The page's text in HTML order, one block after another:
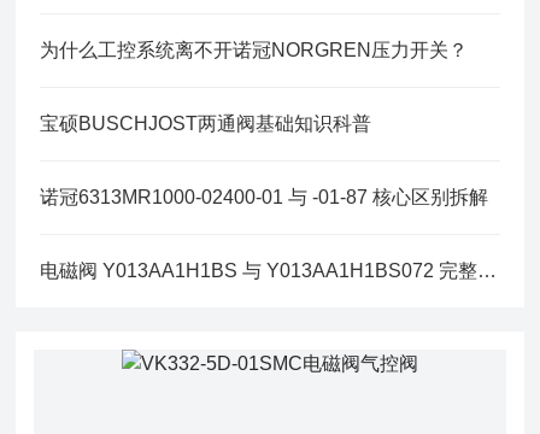
为什么工控系统离不开诺冠NORGREN压力开关？
宝硕BUSCHJOST两通阀基础知识科普
诺冠6313MR1000-02400-01 与 -01-87 核心区别拆解
电磁阀 Y013AA1H1BS 与 Y013AA1H1BS072 完整区别